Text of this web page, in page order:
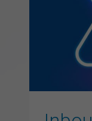
artigos
inbound